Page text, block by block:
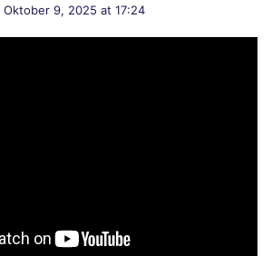
Oktober 9, 2025 at 17:24